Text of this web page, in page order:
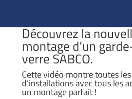
Découvrez la
montage d’un
verre SABCO.
Cette vidéo montre toutes
d’installations avec tous les
un montage parfait !